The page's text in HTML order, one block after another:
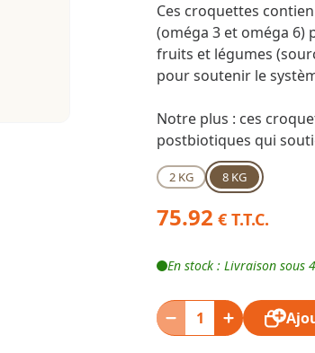
Ces croquettes
(oméga 3 et oméga 6)
fruits et légumes
pour soutenir le
Notre plus : ces
postbiotiques qui
2 KG 8 KG
75.92 € T.T.C.
En stock : Livraison sous